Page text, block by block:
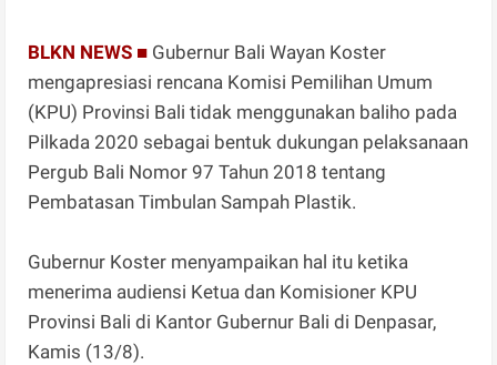
BLKN NEWS ■ Gubernur Bali Wayan Koster
mengapresiasi rencana Komisi Pemilihan Umum
(KPU) Provinsi Bali tidak menggunakan baliho pada
Pilkada 2020 sebagai bentuk dukungan pelaksanaan
Pergub Bali Nomor 97 Tahun 2018 tentang
Pembatasan Timbulan Sampah Plastik.
Gubernur Koster menyampaikan hal itu ketika
menerima audiensi Ketua dan Komisioner KPU
Provinsi Bali di Kantor Gubernur Bali di Denpasar,
Kamis (13/8).